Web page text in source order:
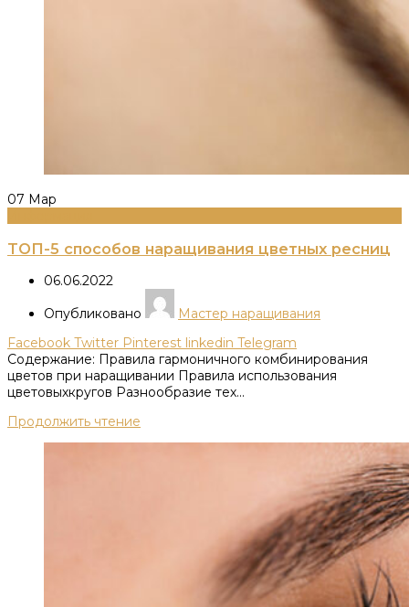
07 Мар
ТОП-5 способов наращивания цветных ресниц
06.06.2022
Опубликовано
Мастер наращивания
Facebook Twitter Pinterest linkedin Telegram
Содержание: Правила гармоничного комбинирования
цветов при наращивании Правила использования
цветовыхкругов Разнообразие тех...
Продолжить чтение